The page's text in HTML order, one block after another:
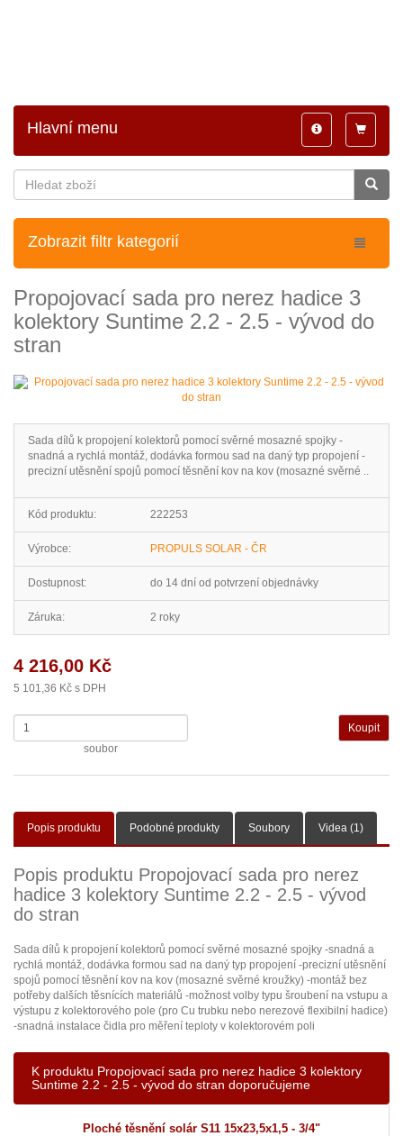
Toggle
Toggle
navigation
Hlavní menu
Zobrazit filtr kategorií
Propojovací sada pro nerez hadice 3
kolektory Suntime 2.2 - 2.5 - vývod do
stran
Sada dílů k propojení kolektorů pomocí svěrné mosazné spojky -
snadná a rychlá montáž, dodávka formou sad na daný typ propojení -
precizní utěsnění spojů pomocí těsnění kov na kov (mosazné svěrné ..
Kód produktu: 222253
Výrobce: PROPULS SOLAR - ČR
Dostupnost: do 14 dní od potvrzení objednávky
Záruka: 2 roky
4 216,00 Kč
5 101,36 Kč s DPH
soubor
Popis produktu Podobné produkty Soubory Videa (1)
Popis produktu Propojovací sada pro nerez
hadice 3 kolektory Suntime 2.2 - 2.5 - vývod
do stran
Sada dílů k propojení kolektorů pomocí svěrné mosazné spojky -snadná a
rychlá montáž, dodávka formou sad na daný typ propojení -precizní utěsnění
spojů pomocí těsnění kov na kov (mosazné svěrné kroužky) -montáž bez
potřeby dalších těsnících materiálů -možnost volby typu šroubení na vstupu a
výstupu z kolektorového pole (pro Cu trubku nebo nerezové flexibilní hadice)
-snadná instalace čidla pro měření teploty v kolektorovém poli
K produktu Propojovací sada pro nerez hadice 3 kolektory
Suntime 2.2 - 2.5 - vývod do stran doporučujeme
Ploché těsnění solár S11 15x23,5x1,5 - 3/4"